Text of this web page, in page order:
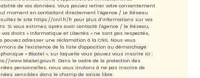
de vos données. Vous pouvez retirer votre consentement
moment en contactant directement l’Agence / Le Réseau.
le site https://cnil.fr/frpour plus d’informations sur vos
Si vous estimez, après avoir contacté l'Agence / le Réseau,
vos droits « Informatique et Libertés » ne sont pas respectés,
pouvez adresser une réclamation à la CNIL. Nous vous
de l’existence de la liste d'opposition au démarchage
« Bloctel », sur laquelle vous pouvez vous inscrire ici :
www.bloctel.gouv.fr. Dans le cadre de la protection des
personnelles, nous vous invitons à ne pas inscrire de
sensibles dans le champ de saisie libre.